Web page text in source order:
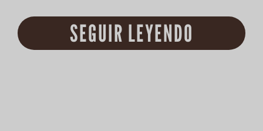
SEGUIR LEYENDO